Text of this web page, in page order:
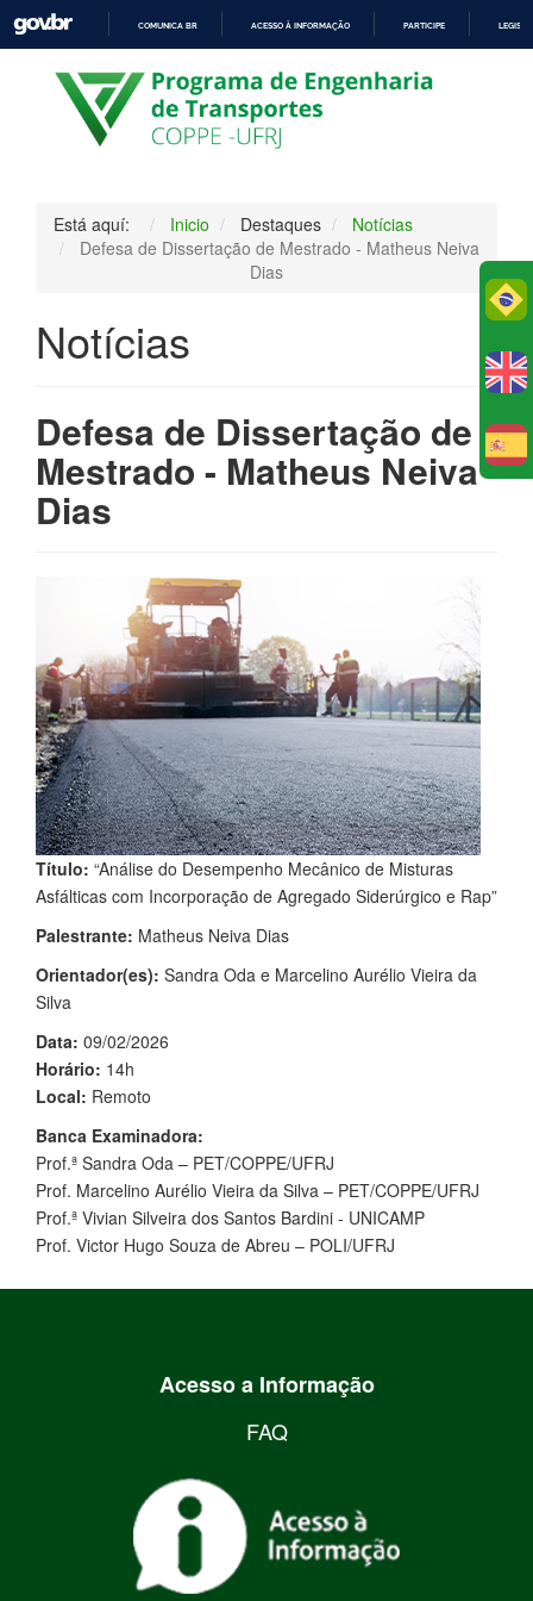
PARA
O
CONTEÚDO
COMUNICA BR ACESSO À INFORMAÇÃO PARTICIPE
Está aquí: Inicio Destaques
Notícias
Defesa de Dissertação de Mestrado - Matheus Neiva
Dias
Notícias
Defesa de Dissertação de
Mestrado - Matheus Neiva
Dias
Título: “Análise do Desempenho Mecânico de Misturas
Asfálticas com Incorporação de Agregado Siderúrgico e Rap”
Palestrante: Matheus Neiva Dias
Orientador(es): Sandra Oda e Marcelino Aurélio Vieira da
Silva
Data: 09/02/2026
Horário: 14h
Local: Remoto
Banca Examinadora:
Prof.ª Sandra Oda – PET/COPPE/UFRJ
Prof. Marcelino Aurélio Vieira da Silva – PET/COPPE/UFRJ
Prof.ª Vivian Silveira dos Santos Bardini - UNICAMP
Prof. Victor Hugo Souza de Abreu – POLI/UFRJ
Acesso a Informação
FAQ